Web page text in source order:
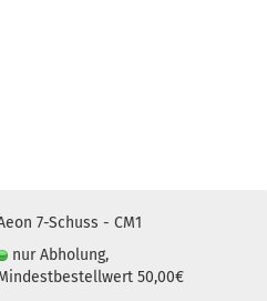
7-Schuss - CM1
nur Abholung,
50,00€